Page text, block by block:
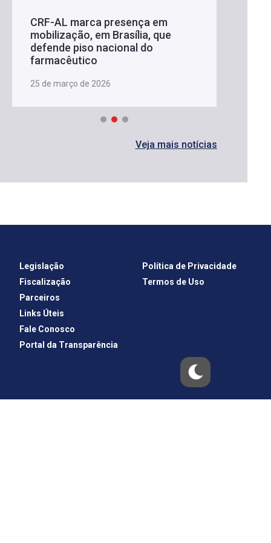
CRF-AL marca presença em
mobilização, em Brasília, que
defende piso nacional do
farmacêutico
25 de março de 2026
Veja mais notícias
Legislação
Fiscalização
Parceiros
Links Úteis
Fale Conosco
Portal da Transparência
Política de Privacidade
Termos de Uso